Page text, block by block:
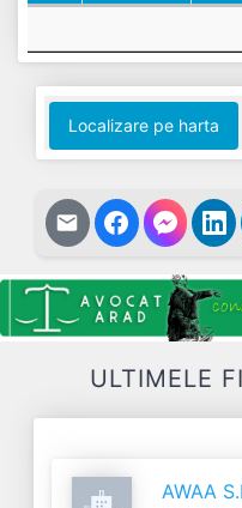
Afaceri
Localizare pe harta
ULTIMELE
AWAA